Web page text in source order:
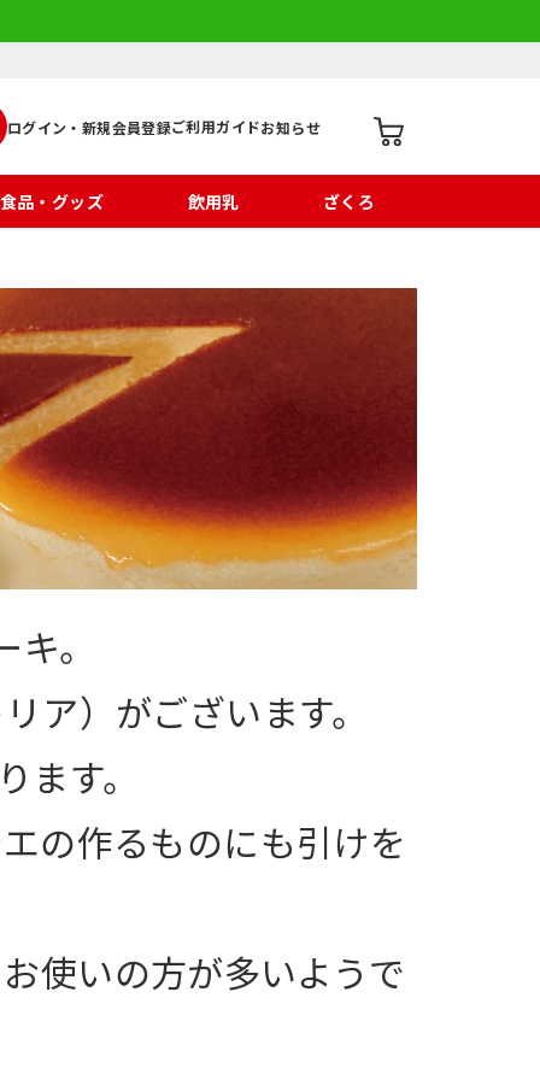
ログイン・新規会員登録
品・グッズ 飲用乳 ざくろ
ご利用ガイドお知らせ
。
ア）がございます。
す。
の作るものにも引けを
使いの方が多いようで